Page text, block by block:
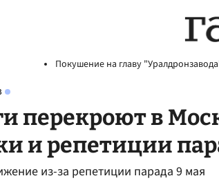
Покушение на главу
перекроют в
и репетиции
из-за репетиции парада 9 мая